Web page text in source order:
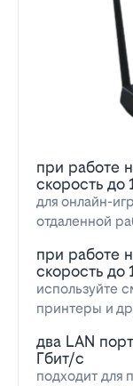
при работе
скорость до
для онлайн-
отдаленной
при работе
скорость до
используйте
принтеры и
два LAN
Гбит/с
подходит для